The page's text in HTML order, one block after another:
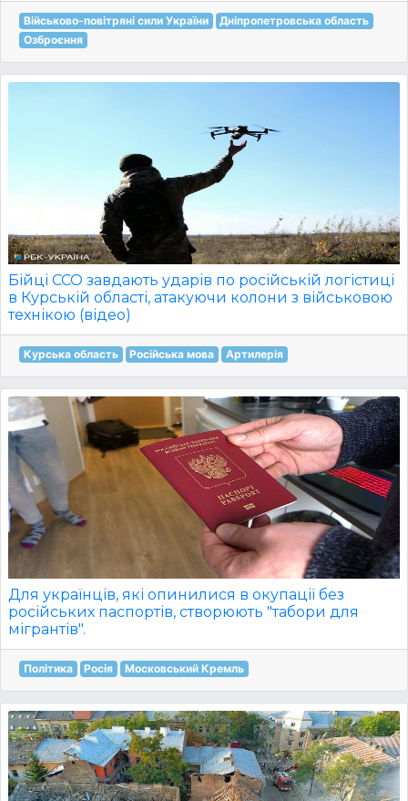
Військово-повітряні сили України
Дніпропетровська область
Озброєння
Бійці ССО завдають ударів по російській логістиці
в Курській області, атакуючи колони з військовою
технікою (відео)
Курська область Російська мова Артилерія
Для українців, які опинилися в окупації без
російських паспортів, створюють "табори для
мігрантів".
Політика Росія Московський Кремль